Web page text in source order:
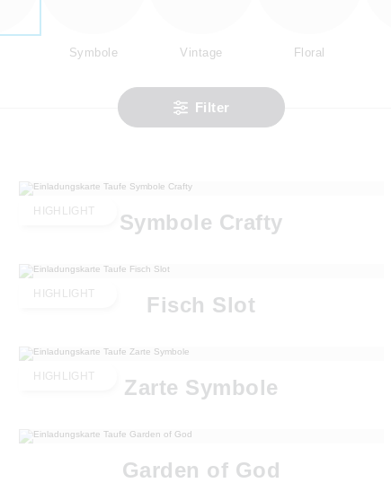
Symbole Vintage Floral
Filter
HIGHLIGHT Symbole Crafty
HIGHLIGHT Fisch Slot
HIGHLIGHT Zarte Symbole
Garden of God